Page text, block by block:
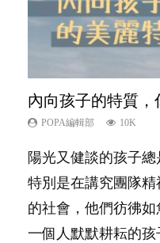
內向孩子的特質，
POPA編輯部 10K
陽光又健談的孩子
特別是在講究團隊
的社會，他們彷彿如
一個人默默耕耘的
孩子能力天注定？
POPA編輯部 7.9K
很多父母都希望孩
太差，日常自理井
一，還是魚與熊掌
愛孩子也別忘了愛
己的身心靈？
照顧孩子衣食住行
要陪玩製造親子時
務……當父母的，有
夫妻必看！經營婚
POPA編輯部 22.9K
你是不是也曾經以
然能走到白頭，但
料？ 經營婚姻，不
是大家說得那麼難
想孩子學好外語，
POPA編輯部 9.9K
有人話學多種語言
間太多語言，會令
非？聽聽專家怎樣說